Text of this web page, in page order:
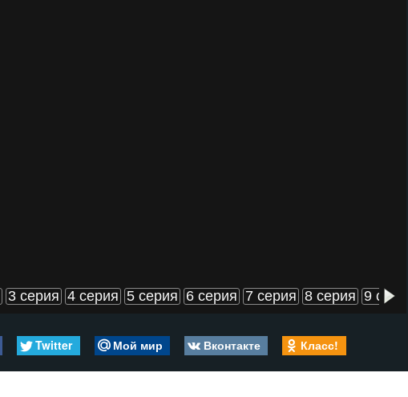
3 серия 4 серия 5 серия 6 серия 7 серия 8 серия 9 серия
Twitter Мой мир Вконтакте Класс!